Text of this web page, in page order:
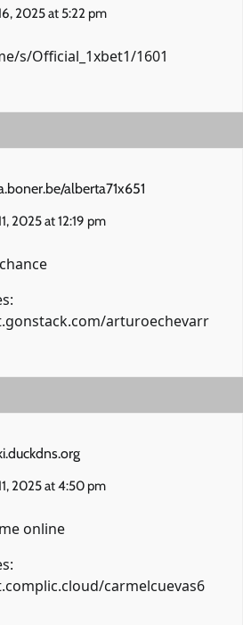
2025 at 5:22 pm
s/Official_1xbet1/1601
alberta71x651
2025 at 12:19 pm
arturoechevarr
2025 at 4:50 pm
online
carmelcuevas6